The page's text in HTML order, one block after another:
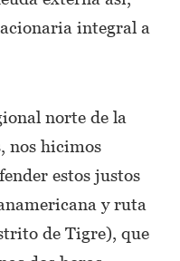
integral a
norte de la
nos hicimos
estos justos
y ruta
de Tigre), que